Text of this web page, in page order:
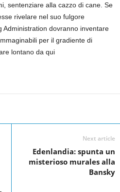
sentenziare alla cazzo di cane. Se
rivelare nel suo fulgore
Administration dovranno inventare
per il gradiente di
lontano da qui
Next article
Edenlandia: spunta un
misterioso murales alla
Bansky